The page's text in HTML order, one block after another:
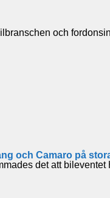
och
och Camaro på
det att